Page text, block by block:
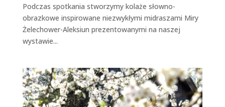
Podczas spotkania stworzymy kolaże słowno-
obrazkowe inspirowane niezwykłymi midraszami Miry
Żelechower-Aleksiun prezentowanymi na naszej
wystawie...